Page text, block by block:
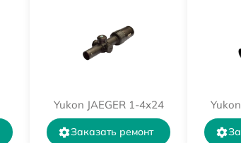
от 60 мин
Yukon JAEGER 1-4x24
Заказать ремонт